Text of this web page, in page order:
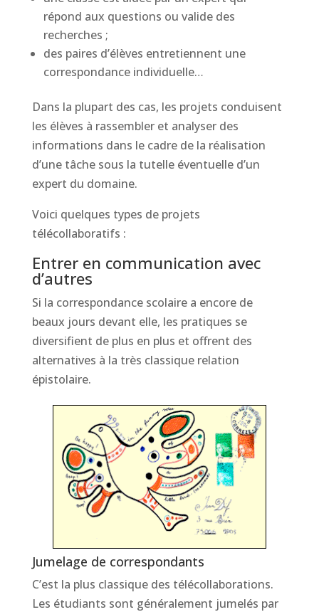
répond aux questions ou valide des
recherches ;
des paires d’élèves entretiennent une
correspondance individuelle…
Dans la plupart des cas, les projets conduisent
les élèves à rassembler et analyser des
informations dans le cadre de la réalisation
d’une tâche sous la tutelle éventuelle d’un
expert du domaine.
Voici quelques types de projets
télécollaboratifs :
Entrer en communication avec
d’autres
Si la correspondance scolaire a encore de
beaux jours devant elle, les pratiques se
diversifient de plus en plus et offrent des
alternatives à la très classique relation
épistolaire.
Jumelage de correspondants
C’est la plus classique des télécollaborations.
Les étudiants sont généralement jumelés par